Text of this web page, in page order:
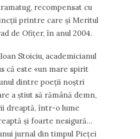
recompensat cu
printre care şi Meritul
de Ofiţer, în anul 2004.
Stoiciu, academicianul
că este «un mare spirit
dintre poeţii noştri
a ştiut să rămână demn,
dreaptă, într-o lume
şi foarte nesigură…
jurnal din timpul Pieţei